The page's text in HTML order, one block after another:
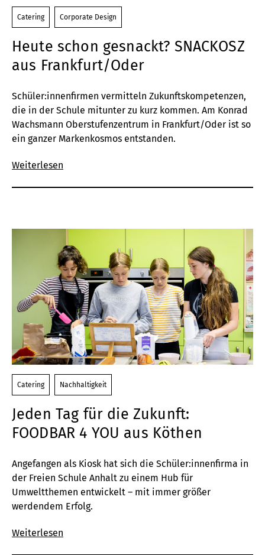
Catering Corporate Design
Heute schon gesnackt? SNACKOSZ
aus Frankfurt/Oder
Schüler:innenfirmen vermitteln Zukunftskompetenzen,
die in der Schule mitunter zu kurz kommen. Am Konrad
Wachsmann Oberstufenzentrum in Frankfurt/Oder ist so
ein ganzer Markenkosmos entstanden.
Weiterlesen
Catering Nachhaltigkeit
Jeden Tag für die Zukunft:
FOODBAR 4 YOU aus Köthen
Angefangen als Kiosk hat sich die Schüler:innenfirma in
der Freien Schule Anhalt zu einem Hub für
Umweltthemen entwickelt – mit immer größer
werdendem Erfolg.
Weiterlesen